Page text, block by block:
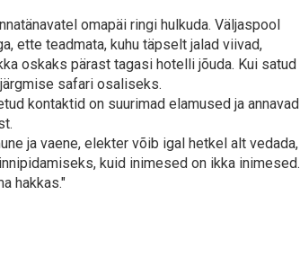
omapäi ringi hulkuda. Väljaspool
ette teadmata, kuhu täpselt jalad viivad,
oskaks pärast tagasi hotelli jõuda. Kui satud
safari osaliseks.
kontaktid on suurimad elamused ja annavad
ja vaene, elekter võib igal hetkel alt vedada,
kuid inimesed on ikka inimesed.
hakkas."